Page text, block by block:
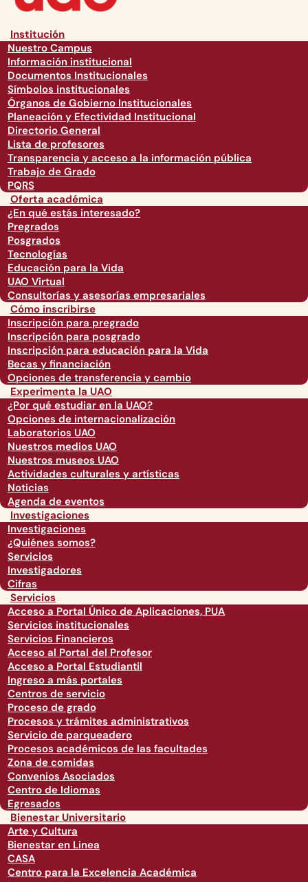
Institución
Nuestro Campus
Información institucional
Documentos Institucionales
Símbolos institucionales
Órganos de Gobierno Institucionales
Planeación y Efectividad Institucional
Directorio General
Lista de profesores
Transparencia y acceso a la información pública
Trabajo de Grado
PQRS
Oferta académica
¿En qué estás interesado?
Pregrados
Posgrados
Tecnologías
Educación para la Vida
UAO Virtual
Consultorías y asesorías empresariales
Cómo inscribirse
Inscripción para pregrado
Inscripción para posgrado
Inscripción para educación para la Vida
Becas y financiación
Opciones de transferencia y cambio
Experimenta la UAO
¿Por qué estudiar en la UAO?
Opciones de internacionalización
Laboratorios UAO
Nuestros medios UAO
Nuestros museos UAO
Actividades culturales y artísticas
Noticias
Agenda de eventos
Investigaciones
Investigaciones
¿Quiénes somos?
Servicios
Investigadores
Cifras
Servicios
Acceso a Portal Único de Aplicaciones, PUA
Servicios institucionales
Servicios Financieros
Acceso al Portal del Profesor
Acceso a Portal Estudiantil
Ingreso a más portales
Centros de servicio
Proceso de grado
Procesos y trámites administrativos
Servicio de parqueadero
Procesos académicos de las facultades
Zona de comidas
Convenios Asociados
Centro de Idiomas
Egresados
Bienestar Universitario
Arte y Cultura
Bienestar en Linea
CASA
Centro para la Excelencia Académica